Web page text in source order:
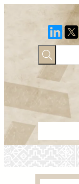
عائلة